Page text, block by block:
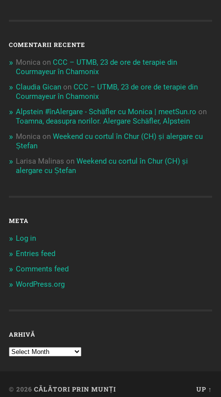
COMENTARII RECENTE
Monica on CCC – UTMB, 23 de ore de terapie din
Courmayeur în Chamonix
Claudia Gicanon CCC – UTMB, 23 de ore de terapie din
Courmayeur în Chamonix
Alpstein #înAlergare - Schäfler cu Monica | meetSun.ro on
Toamna, deasupra norilor. Alergare Schäfler, Alpstein
Monica on Weekend cu cortul în Chur (CH) și alergare cu
Ștefan
Larisa Malinas on Weekend cu cortul în Chur (CH) și
alergare cu Ștefan
META
Log in
Entries feed
Comments feed
WordPress.org
ARHIVĂ
© 2026 CĂLĂTORI PRIN MUNȚI UP ↑